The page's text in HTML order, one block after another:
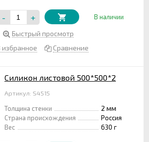
- + В наличии
Быстрый просмотр
избранное
Сравнение
Силикон листовой 500*500*2
Артикул: S4515
Толщина стенки
2 мм
Страна происхождения
Россия
Вес
630 г